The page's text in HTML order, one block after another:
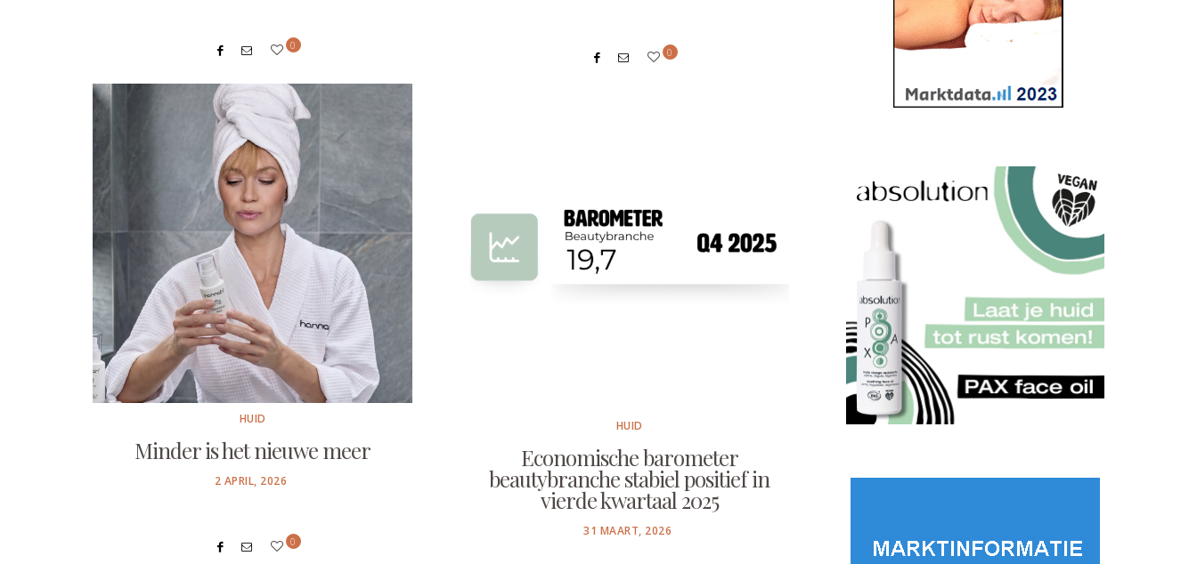
0
0
HUID
Minder is het nieuwe meer
POSTED
2 APRIL, 2026
0
HUID
Economische barometer
beautybranche stabiel positief in
vierde kwartaal 2025
POSTED
31 MAART, 2026